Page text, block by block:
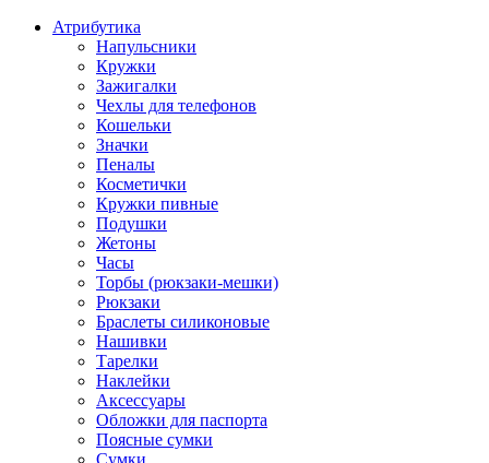
Атрибутика
Напульсники
Кружки
Зажигалки
Чехлы для телефонов
Кошельки
Значки
Пеналы
Косметички
Кружки пивные
Подушки
Жетоны
Часы
Торбы (рюкзаки-мешки)
Рюкзаки
Браслеты силиконовые
Нашивки
Тарелки
Наклейки
Аксессуары
Обложки для паспорта
Поясные сумки
Сумки